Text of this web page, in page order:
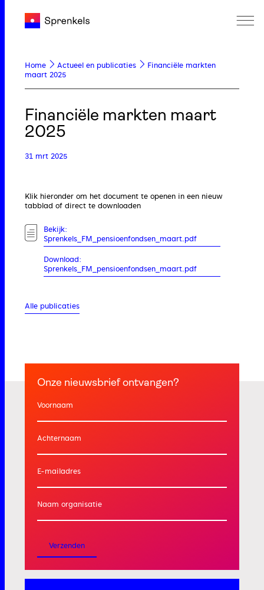
Home Actueel en publicaties
Financiële markten
maart 2025
Financiële markten maart
2025
31 mrt 2025
Klik hieronder om het document te openen in een nieuw
tabblad of direct te downloaden
Bekijk:
Sprenkels_FM_pensioenfondsen_maart.pdf
Download:
Sprenkels_FM_pensioenfondsen_maart.pdf
Alle publicaties
Onze nieuwsbrief ontvangen?
Voornaam
Achternaam
E-mailadres
Naam organisatie
Verzenden